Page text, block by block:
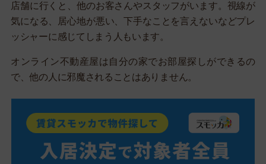
店舗に行くと、他のお客さんやスタッフがいます。視線が
気になる、居心地が悪い、下手なことを言えないなどプレ
ッシャーに感じてしまう人もいます。
オンライン不動産屋は自分の家でお部屋探しができるの
で、他の人に邪魔されることはありません。